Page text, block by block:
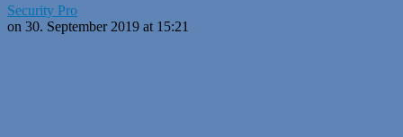
Security Pro
on 30. September 2019 at 15:21